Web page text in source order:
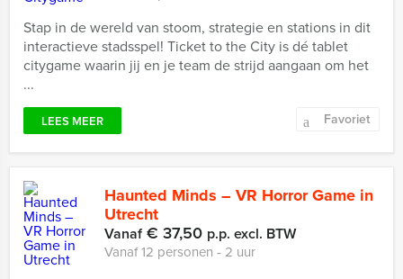
Stap in de wereld van stoom, strategie en stations in dit
interactieve stadsspel! Ticket to the City is dé tablet
citygame waarin jij en je team de strijd aangaan om het
...
LEES MEER Favoriet
Haunted Minds – VR Horror Game in
Utrecht
Vanaf€ 37,50 p.p. excl. BTW
Vanaf 12 personen ‐ 2 uur